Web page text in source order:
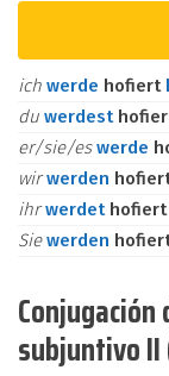
ich werde hofiert
du werdest
er/sie/eswerde
wirwerden
ihrwerdet hofiert
Siewerden
subjuntivo